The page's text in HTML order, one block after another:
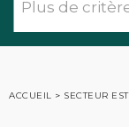
ACCUEIL > SECTEUR